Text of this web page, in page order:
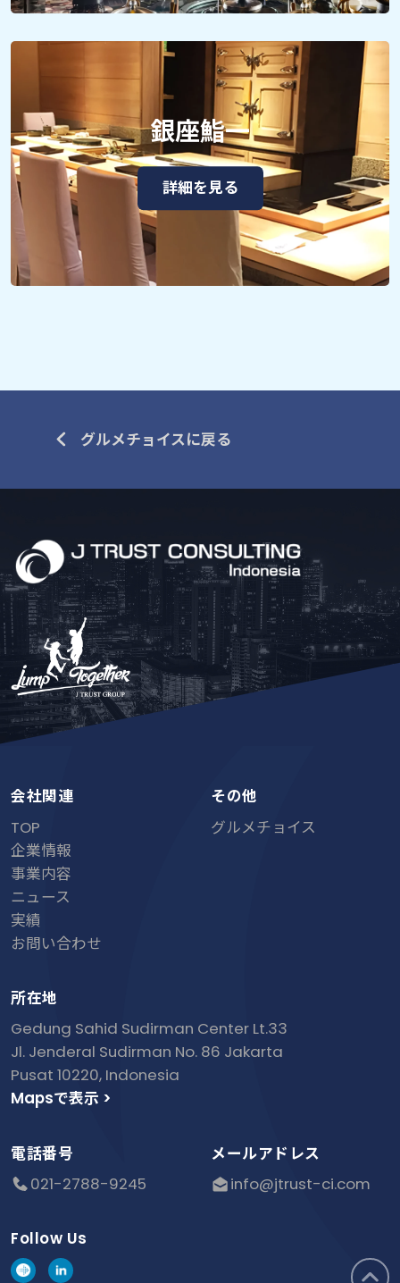
銀座鮨一
詳細を見る
グルメチョイスに戻る
会社関連
TOP
企業情報
事業内容
ニュース
実績
お問い合わせ
その他
グルメチョイス
所在地
Gedung Sahid Sudirman Center Lt.33
Jl. Jenderal Sudirman No. 86 Jakarta
Pusat 10220, Indonesia
Mapsで表示 >
電話番号
021-2788-9245
メールアドレス
info@jtrust-ci.com
Follow Us